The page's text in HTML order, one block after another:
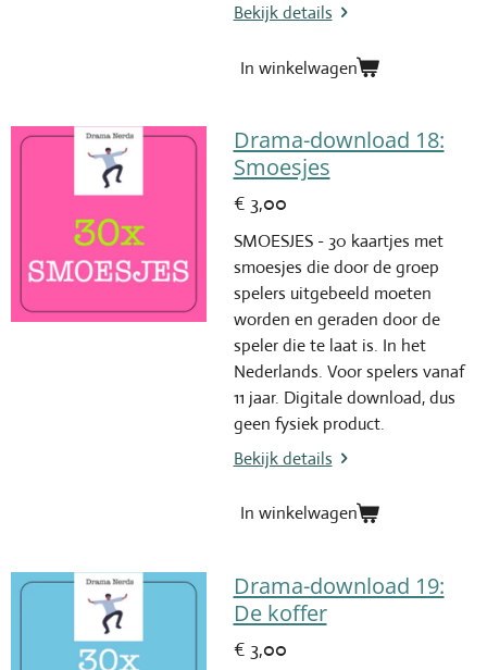
Bekijk details
In winkelwagen
Drama-download 18:
Smoesjes
€ 3,00
SMOESJES - 30 kaartjes met
smoesjes die door de groep
spelers uitgebeeld moeten
worden en geraden door de
speler die te laat is. In het
Nederlands. Voor spelers vanaf
11 jaar. Digitale download, dus
geen fysiek product.
Bekijk details
In winkelwagen
Drama-download 19:
De koffer
€ 3,00